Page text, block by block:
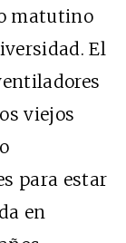
matutino
El
viejos
para estar
en